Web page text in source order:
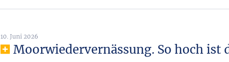
10. Juni 2026
Moorwiedervernässung. So hoch ist